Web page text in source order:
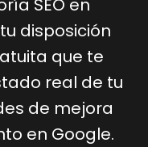
SEO en
disposición
que te
real de tu
de mejora
en Google.